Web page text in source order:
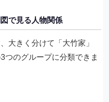
で見る人物関係
大きく分けて「大竹家」
つのグループに分類できま